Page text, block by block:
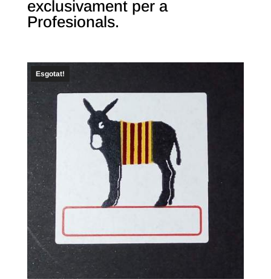
exclusivament per a
Profesionals.
Esgotat!